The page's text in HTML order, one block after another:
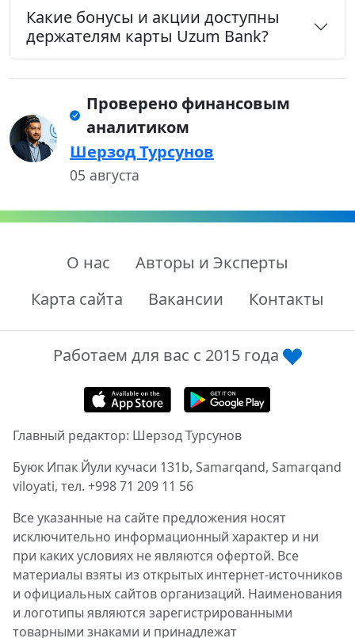
Какие бонусы и акции доступны
держателям карты Uzum Bank?
Проверено финансовым
аналитиком
Шерзод Турсунов
05 августа
О нас
Авторы и Эксперты
Карта сайта
Вакансии Контакты
Работаем для вас с 2015 года
Главный редактор: Шерзод Турсунов
Буюк Ипак Йули кучаси 131b, Samarqand, Samarqand
viloyati, тел. +998 71 209 11 56
Все указанные на сайте предложения носят
исключительно информационный характер и ни
при каких условиях не являются офертой. Все
материалы взяты из открытых интернет-источников
и официальных сайтов организаций. Наименования
и логотипы являются зарегистрированными
товарными знаками и принадлежат